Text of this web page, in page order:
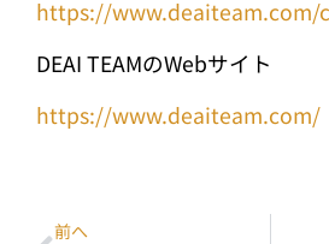
https://www.deaiteam.com/
DEAI TEAMのWebサイト
https://www.deaiteam.com/
前へ